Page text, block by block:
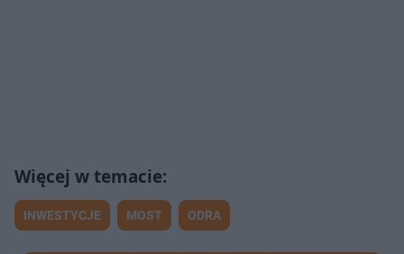
INWESTYCJE MOST ODRA